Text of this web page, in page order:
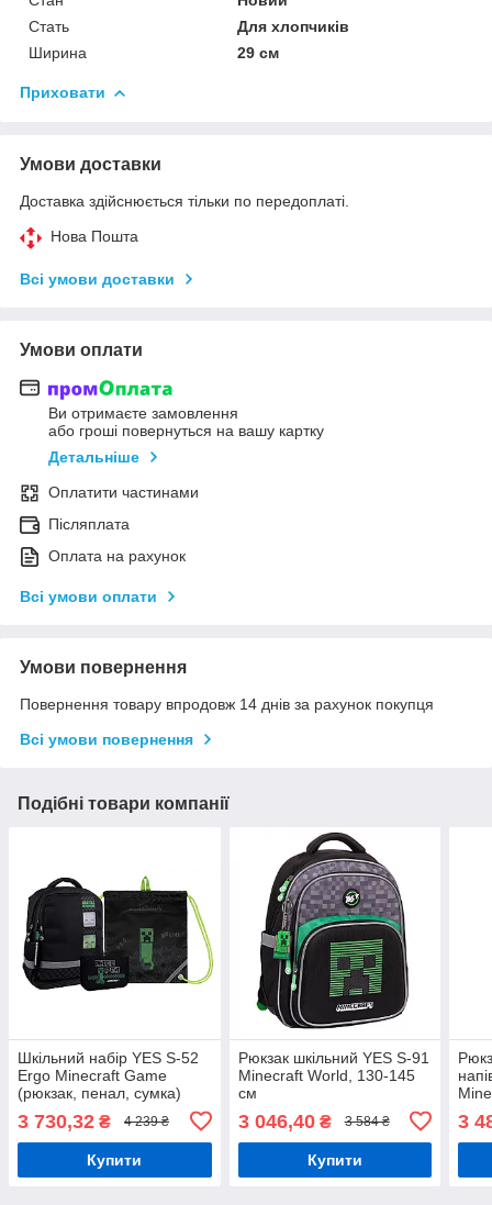
Стать
Для хлопчиків
Ширина
29 см
Приховати
Умови доставки
Доставка здійснюється тільки по передоплаті.
Нова Пошта
Всі умови доставки
Умови оплати
Ви отримаєте замовлення
або гроші повернуться на вашу картку
Детальніше
Оплатити частинами
Післяплата
Оплата на рахунок
Всі умови оплати
Умови повернення
Повернення товару впродовж 14 днів за рахунок покупця
Всі умови повернення
Подібні товари компанії
Шкільний набір YES S-52
Ergo Minecraft Game
(рюкзак, пенал, сумка)
3 730,32 ₴ 4 239 ₴
Купити
Рюкзак шкільний YES S-91
Minecraft World, 130-145
см
3 046,40₴ 3 584 ₴
Купити
3